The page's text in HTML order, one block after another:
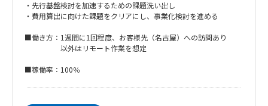
・先行基盤検討を加速するための課題洗い出し
・費用算出に向けた課題をクリアにし、事業化検討を進める
■働き方：1週間に1回程度、お客様先（名古屋）への訪問あり
以外はリモート作業を想定
■稼働率：100％